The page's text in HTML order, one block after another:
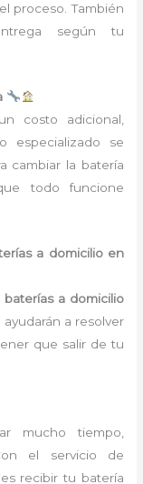
proceso. También
según tu
costo adicional,
especializado se
cambiar la batería
todo funcione
a domicilio en
baterías a domicilio
a resolver
que salir de tu
mucho tiempo,
el servicio de
recibir tu batería